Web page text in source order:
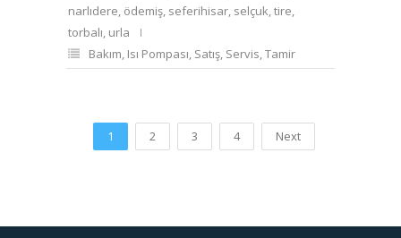
narlıdere, ödemiş, seferihisar, selçuk,tire,
torbalı, urla
Bakım, Isı Pompası, Satış, Servis,Tamir
1 2 3 4 Next